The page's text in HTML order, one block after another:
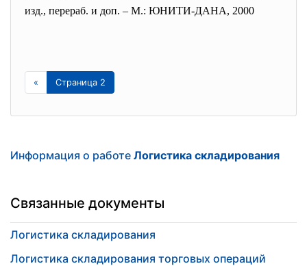
изд., перераб. и доп. – М.: ЮНИТИ-ДАНА, 2000
« Страница 2
Информация о работе Логистика складирования
Связанные документы
Логистика складирования
Логистика складирования торговых операций